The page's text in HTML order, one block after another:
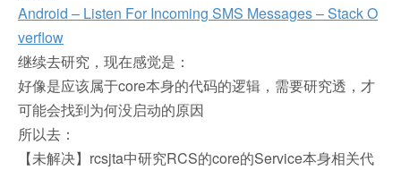
Android – Listen For Incoming SMS Messages – Stack O
verflow
继续去研究，现在感觉是：
好像是应该属于core本身的代码的逻辑，需要研究透，才
可能会找到为何没启动的原因
所以去：
【未解决】rcsjta中研究RCS的core的Service本身相关代